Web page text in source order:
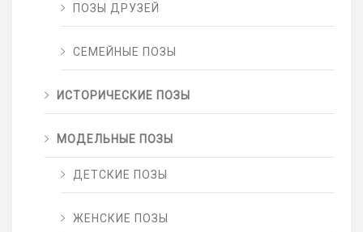
ПОЗЫ ДРУЗЕЙ
СЕМЕЙНЫЕ ПОЗЫ
ИСТОРИЧЕСКИЕ ПОЗЫ
МОДЕЛЬНЫЕ ПОЗЫ
ДЕТСКИЕ ПОЗЫ
ЖЕНСКИЕ ПОЗЫ